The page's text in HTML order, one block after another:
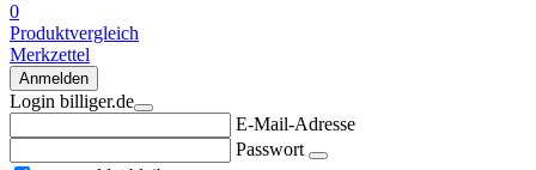
0
Produktvergleich
Merkzettel
Anmelden
Login billiger.de
E-Mail-Adresse
Passwort